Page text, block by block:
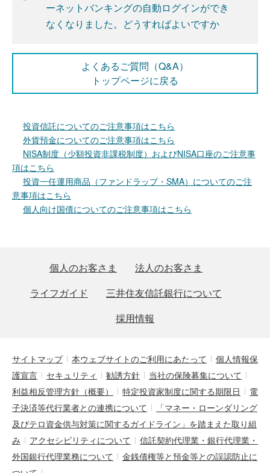
ーネットバンキングの自動ログインができ
なくなりました。どうすればよいですか
よくあるご質問（Q&A）
トップページに戻る
投資信託についてのご注意事項はこちら
外貨預金についてのご注意事項はこちら
NISA制度（少額投資非課税制度）およびNISA口座のご注意事
項はこちら
投資一任運用商品（ファンドラップ・SMA）についてのご注
意事項はこちら
個人向け国債についてのご注意事項はこちら
個人のお客さま
法人のお客さま
ライフガイド
三井住友信託銀行について
採用情報
サイトマップ 本ウェブサイトのご利用にあたって
個人情報保
護宣言
セキュリティ 勧誘方針
当社の保険募集について
利益相反管理方針（概要）
特定投資家制度に関する期限日
電
子決済等代行業者との連携について
「マネー・ローンダリング
及びテロ資金供与対策に関するガイドライン」を踏まえた取り組
み
アクセシビリティについて
信託契約代理業・銀行代理業・
外国銀行代理業務について
金銭債権等と預金等との誤認防止に